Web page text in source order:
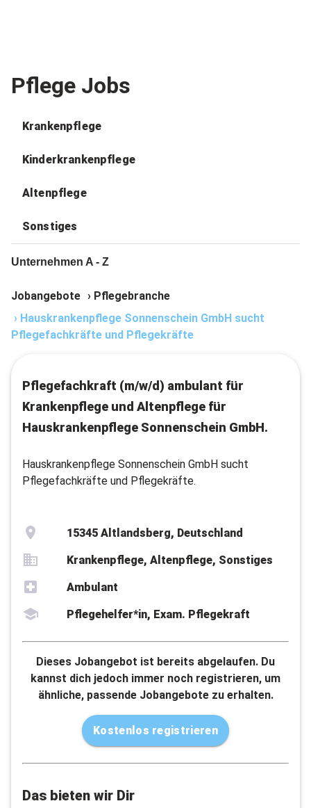
Pflege Jobs
Krankenpflege
Kinderkrankenpflege
Altenpflege
Sonstiges
Unternehmen A - Z
Jobangebote › Pflegebranche
› Hauskrankenpflege Sonnenschein GmbH sucht
Pflegefachkräfte und Pflegekräfte
Pflegefachkraft (m/w/d) ambulant für
Krankenpflege und Altenpflege für
Hauskrankenpflege Sonnenschein GmbH.
Hauskrankenpflege Sonnenschein GmbH sucht
Pflegefachkräfte und Pflegekräfte.
15345 Altlandsberg, Deutschland
Krankenpflege, Altenpflege, Sonstiges
Ambulant
Pflegehelfer*in, Exam. Pflegekraft
Dieses Jobangebot ist bereits abgelaufen. Du
kannst dich jedoch immer noch registrieren, um
ähnliche, passende Jobangebote zu erhalten.
Kostenlos registrieren
Das bieten wir Dir